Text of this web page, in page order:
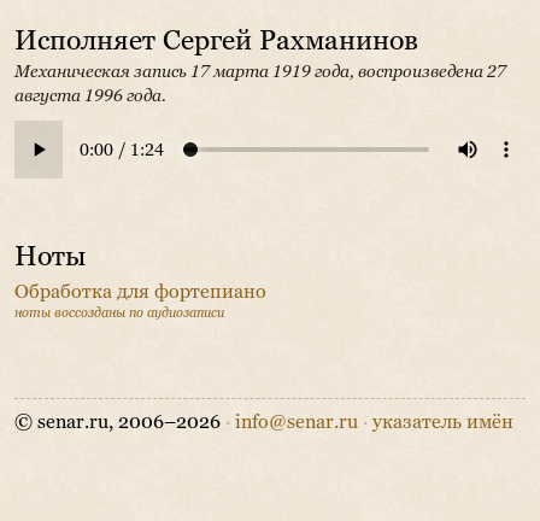
Исполняет Сергей Рахманинов
Механическая запись 17 марта 1919 года, воспроизведена 27
августа 1996 года.
Ноты
Обработка для фортепиано
ноты воссозданы по аудиозаписи
© senar.ru, 2006–2026 · info@senar.ru · указатель имён